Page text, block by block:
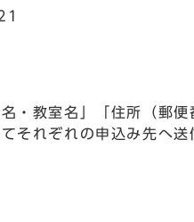
・教室名」「住所（郵便
それぞれの申込み先へ送